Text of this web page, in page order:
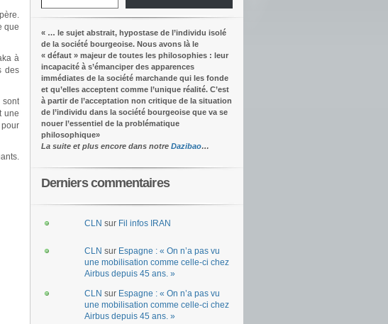
que
à
des
sont
une
« … le sujet abstrait, hypostase de l’individu isolé
de la société bourgeoise. Nous avons là le
« défaut » majeur de toutes les philosophies : leur
incapacité à s’émanciper des apparences
immédiates de la société marchande qui les fonde
et qu’elles acceptent comme l’unique réalité. C’est
à partir de l’acceptation non critique de la situation
de l’individu dans la société bourgeoise que va se
nouer l’essentiel de la problématique
philosophique»
La suite et plus encore dans notre Dazibao…
Derniers commentaires
CLN sur Fil infos IRAN
CLN sur Espagne : « On n’a pas vu
une mobilisation comme celle-ci chez
Airbus depuis 45 ans. »
CLN sur Espagne : « On n’a pas vu
une mobilisation comme celle-ci chez
Airbus depuis 45 ans. »